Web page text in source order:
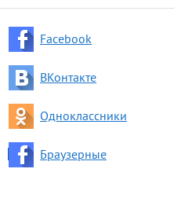
Facebook
ВКонтакте
Одноклассники
Браузерные